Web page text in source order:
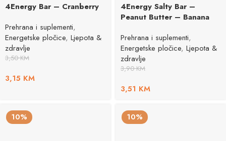
4Energy Bar – Cranberry
Prehrana i suplementi,
Energetske pločice, Ljepota &
zdravlje
3,50KM
3,15 KM
4Energy Salty Bar –
Peanut Butter – Banana
Prehrana i suplementi,
Energetske pločice, Ljepota &
zdravlje
3,90KM
3,51 KM
10% 10%